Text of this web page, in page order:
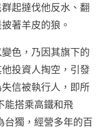
起撻伐他反水、翻
著羊皮的狼。
色，乃因其旗下的
投資人掏空，引發
信被執行人，即所
能搭乘高鐵和飛
台獨，經營多年的百